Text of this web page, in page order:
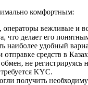
комфортным:
вежливые и
что делает его
наиболее удобный
отправке средств в
не регистрируясь
KYC.
получить